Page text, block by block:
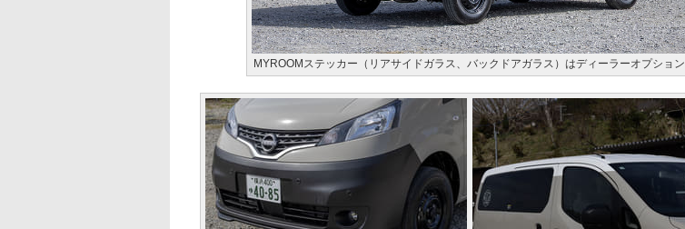
MYROOMステッカー（リアサイドガラス、バックドアガラス）はディーラーオプション